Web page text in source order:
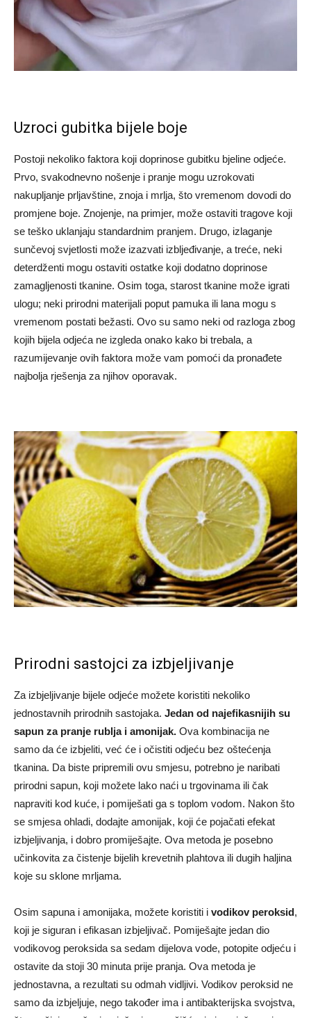
Uzroci gubitka bijele boje
Postoji nekoliko faktora koji doprinose gubitku bjeline odjeće.
Prvo, svakodnevno nošenje i pranje mogu uzrokovati
nakupljanje prljavštine, znoja i mrlja, što vremenom dovodi do
promjene boje. Znojenje, na primjer, može ostaviti tragove koji
se teško uklanjaju standardnim pranjem. Drugo, izlaganje
sunčevoj svjetlosti može izazvati izbljeđivanje, a treće, neki
deterdženti mogu ostaviti ostatke koji dodatno doprinose
zamagljenosti tkanine. Osim toga, starost tkanine može igrati
ulogu; neki prirodni materijali poput pamuka ili lana mogu s
vremenom postati bežasti. Ovo su samo neki od razloga zbog
kojih bijela odjeća ne izgleda onako kako bi trebala, a
razumijevanje ovih faktora može vam pomoći da pronađete
najbolja rješenja za njihov oporavak.
Prirodni sastojci za izbjeljivanje
Za izbjeljivanje bijele odjeće možete koristiti nekoliko
jednostavnih prirodnih sastojaka. Jedan od najefikasnijih su
sapun za pranje rublja i amonijak. Ova kombinacija ne
samo da će izbjeliti, već će i očistiti odjeću bez oštećenja
tkanina. Da biste pripremili ovu smjesu, potrebno je naribati
prirodni sapun, koji možete lako naći u trgovinama ili čak
napraviti kod kuće, i pomiješati ga s toplom vodom. Nakon što
se smjesa ohladi, dodajte amonijak, koji će pojačati efekat
izbjeljivanja, i dobro promiješajte. Ova metoda je posebno
učinkovita za čistenje bijelih krevetnih plahtova ili dugih haljina
koje su sklone mrljama.
Osim sapuna i amonijaka, možete koristiti i vodikov peroksid,
koji je siguran i efikasan izbjeljivač. Pomiješajte jedan dio
vodikovog peroksida sa sedam dijelova vode, potopite odjeću i
ostavite da stoji 30 minuta prije pranja. Ova metoda je
jednostavna, a rezultati su odmah vidljivi. Vodikov peroksid ne
samo da izbjeljuje, nego također ima i antibakterijska svojstva,